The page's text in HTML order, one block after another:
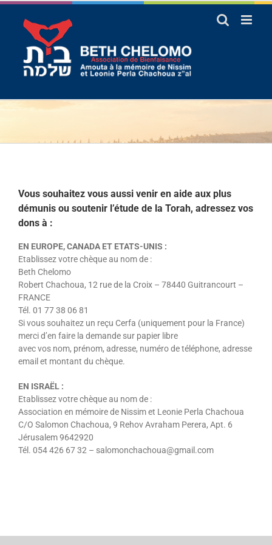
Passer
contenu
Vous souhaitez vous aussi venir en aide aux plus
démunis ou soutenir l’étude de la Torah, adressez vos
dons à :
EN EUROPE, CANADA ET ETATS-UNIS :
Etablissez votre chèque au nom de :
Beth Chelomo
Robert Chachoua, 12 rue de la Croix – 78440 Guitrancourt –
FRANCE
Tél. 01 77 38 06 81
Si vous souhaitez un reçu Cerfa (uniquement pour la France)
merci d’en faire la demande sur papier libre
avec vos nom, prénom, adresse, numéro de téléphone, adresse
email et montant du chèque.
EN ISRAËL :
Etablissez votre chèque au nom de :
Association en mémoire de Nissim et Leonie Perla Chachoua
C/O Salomon Chachoua, 9 Rehov Avraham Perera, Apt. 6
Jérusalem 9642920
Tél. 054 426 67 32 – salomonchachoua@gmail.com